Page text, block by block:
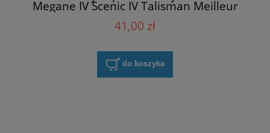
Megane IV Scenic IV Talisman Meilleur
41,00 zł
do koszyka